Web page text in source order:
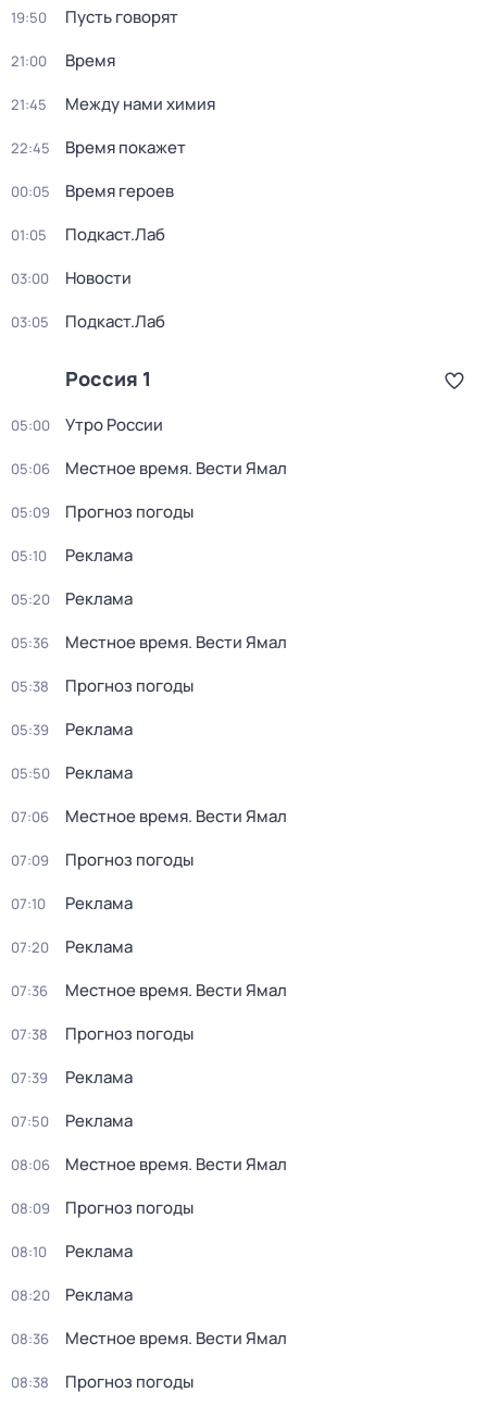
19:50 Пусть говорят
21:00 Время
21:45 Между нами химия
22:45 Время покажет
00:05 Время героев
01:05 Подкаст.Лаб
03:00 Новости
03:05 Подкаст.Лаб
Россия 1
05:00 Утро России
05:06 Местное время. Вести Ямал
05:09 Прогноз погоды
05:10 Реклама
05:20 Реклама
05:36 Местное время. Вести Ямал
05:38 Прогноз погоды
05:39 Реклама
05:50 Реклама
07:06 Местное время. Вести Ямал
07:09 Прогноз погоды
07:10 Реклама
07:20 Реклама
07:36 Местное время. Вести Ямал
07:38 Прогноз погоды
07:39 Реклама
07:50 Реклама
08:06 Местное время. Вести Ямал
08:09 Прогноз погоды
08:10 Реклама
08:20 Реклама
08:36 Местное время. Вести Ямал
08:38 Прогноз погоды